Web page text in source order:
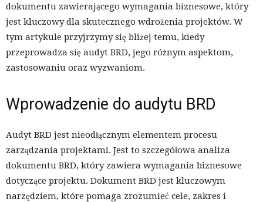
dokumentu zawierającego wymagania biznesowe, który
jest kluczowy dla skutecznego wdrożenia projektów. W
tym artykule przyjrzymy się bliżej temu, kiedy
przeprowadza się audyt BRD, jego różnym aspektom,
zastosowaniu oraz wyzwaniom.
Wprowadzenie do audytu BRD
Audyt BRD jest nieodłącznym elementem procesu
zarządzania projektami. Jest to szczegółowa analiza
dokumentu BRD, który zawiera wymagania biznesowe
dotyczące projektu. Dokument BRD jest kluczowym
narzędziem, które pomaga zrozumieć cele, zakres i